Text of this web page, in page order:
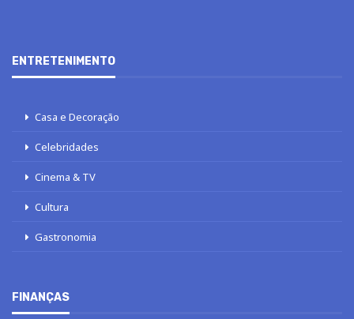
ENTRETENIMENTO
Casa e Decoração
Celebridades
Cinema & TV
Cultura
Gastronomia
FINANÇAS